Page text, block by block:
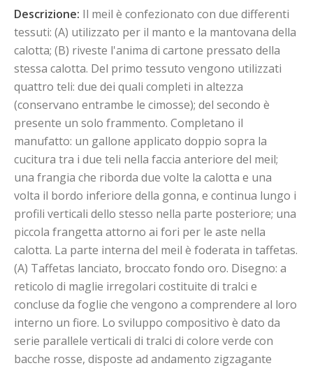
Descrizione: Il meil è confezionato con due differenti
tessuti: (A) utilizzato per il manto e la mantovana della
calotta; (B) riveste l'anima di cartone pressato della
stessa calotta. Del primo tessuto vengono utilizzati
quattro teli: due dei quali completi in altezza
(conservano entrambe le cimosse); del secondo è
presente un solo frammento. Completano il
manufatto: un gallone applicato doppio sopra la
cucitura tra i due teli nella faccia anteriore del meil;
una frangia che riborda due volte la calotta e una
volta il bordo inferiore della gonna, e continua lungo i
profili verticali dello stesso nella parte posteriore; una
piccola frangetta attorno ai fori per le aste nella
calotta. La parte interna del meil è foderata in taffetas.
(A) Taffetas lanciato, broccato fondo oro. Disegno: a
reticolo di maglie irregolari costituite di tralci e
concluse da foglie che vengono a comprendere al loro
interno un fiore. Lo sviluppo compositivo è dato da
serie parallele verticali di tralci di colore verde con
bacche rosse, disposte ad andamento zigzagante